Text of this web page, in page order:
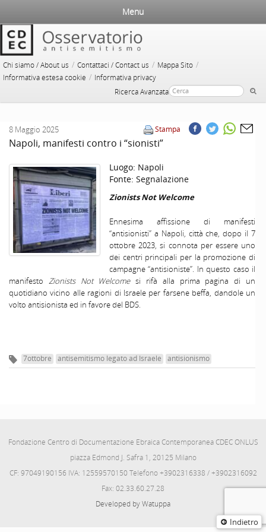
Chi siamo / About us / Contattaci / Contact us / Mappa Sito /
Informativa estesa cookie / Informativa privacy
Ricerca Avanzata
Menu
Indietro
Stampa
8 Maggio 2025
Napoli, manifesti contro i “sionisti”
Luogo: Napoli
Fonte: Segnalazione
Zionists Not Welcome
Ennesima affissione di manifesti
“antisionisti” a Napoli, città che, dopo il 7
ottobre 2023, si connota per essere uno
dei centri principali per la promozione di
campagne “antisioniste”. In questo caso il
manifesto Zionists Not Welcomesi rifà alla prima pagina di un
quotidiano vicino alle ragioni di Israele per farsene beffa, dandole un
volto antisionista ed in favore del BDS.
7ottobre antisemitismo legato ad Israele antisionismo
Fondazione Centro di Documentazione Ebraica Contemporanea CDEC ONLUS
piazza Edmond J. Safra 1, 20125 Milano
CF: 97049190156 IVA: 12559570150 Telefono +3902316338 / +3902316092
Fax: 02.33.60.27.28
Developed by Watuppa